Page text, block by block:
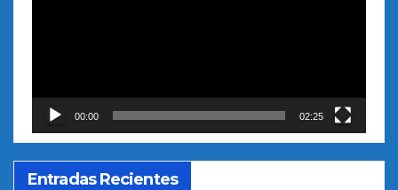
00:00 02:25
Entradas Recientes